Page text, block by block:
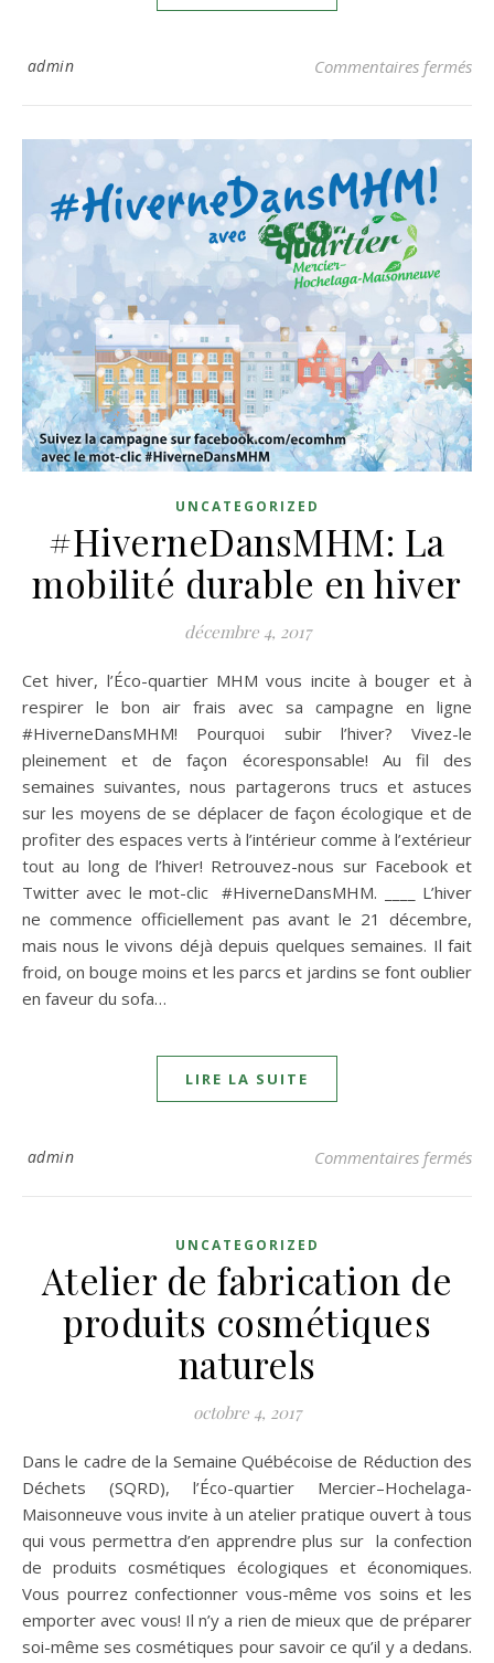
admin Commentaires fermés
UNCATEGORIZED
#HiverneDansMHM: La
mobilité durable en hiver
décembre 4, 2017
Cet hiver, l’Éco-quartier MHM vous incite à bouger et à
respirer le bon air frais avec sa campagne en ligne
#HiverneDansMHM! Pourquoi subir l’hiver? Vivez-le
pleinement et de façon écoresponsable! Au fil des
semaines suivantes, nous partagerons trucs et astuces
sur les moyens de se déplacer de façon écologique et de
profiter des espaces verts à l’intérieur comme à l’extérieur
tout au long de l’hiver! Retrouvez-nous sur Facebook et
Twitter avec le mot-clic #HiverneDansMHM. ____ L’hiver
ne commence officiellement pas avant le 21 décembre,
mais nous le vivons déjà depuis quelques semaines. Il fait
froid, on bouge moins et les parcs et jardins se font oublier
en faveur du sofa…
LIRE LA SUITE
admin Commentaires fermés
UNCATEGORIZED
Atelier de fabrication de
produits cosmétiques
naturels
octobre 4, 2017
Dans le cadre de la Semaine Québécoise de Réduction des
Déchets (SQRD), l’Éco-quartier Mercier–Hochelaga-
Maisonneuve vous invite à un atelier pratique ouvert à tous
qui vous permettra d’en apprendre plus sur la confection
de produits cosmétiques écologiques et économiques.
Vous pourrez confectionner vous-même vos soins et les
emporter avec vous! Il n’y a rien de mieux que de préparer
soi-même ses cosmétiques pour savoir ce qu’il y a dedans.